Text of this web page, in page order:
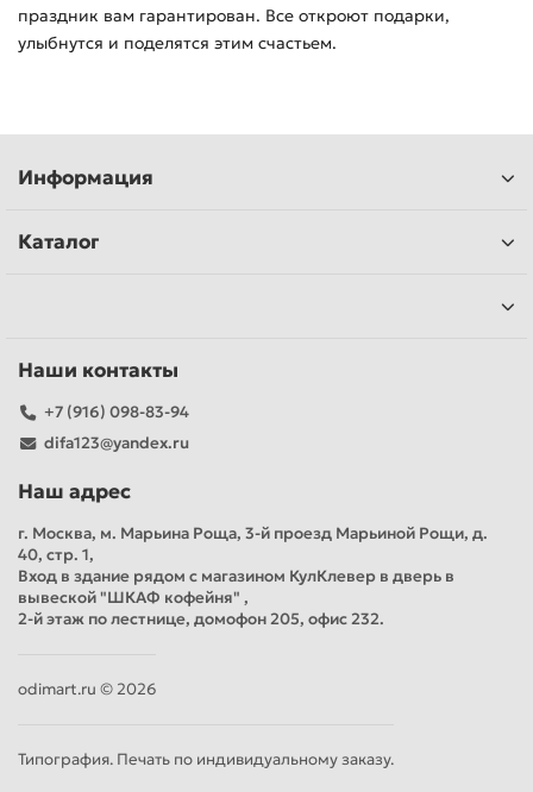
праздник вам гарантирован. Все откроют подарки,
улыбнутся и поделятся этим счастьем.
Информация
Каталог
Наши контакты
+7 (916) 098-83-94
difa123@yandex.ru
Наш адрес
г. Москва, м. Марьина Роща, 3-й проезд Марьиной Рощи, д.
40, стр. 1,
Вход в здание рядом с магазином КулКлевер в дверь в
вывеской "ШКАФ кофейня" ,
2-й этаж по лестнице, домофон 205, офис 232.
odimart.ru © 2026
Типография. Печать по индивидуальному заказу.